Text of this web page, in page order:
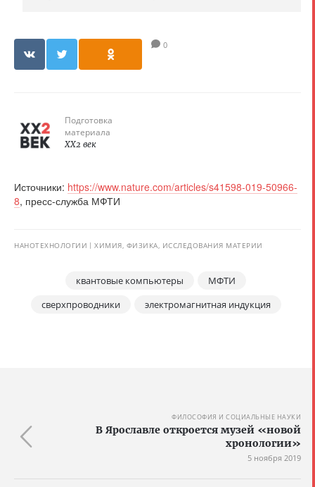
0
Подготовка
материала
XX2 век
Источники: https://www.nature.com/articles/s41598-019-50966-
8, пресс-служба МФТИ
НАНОТЕХНОЛОГИИ ХИМИЯ, ФИЗИКА, ИССЛЕДОВАНИЯ МАТЕРИИ
квантовые компьютеры
МФТИ
сверхпроводники
электромагнитная индукция
ФИЛОСОФИЯ И СОЦИАЛЬНЫЕ НАУКИ
В Ярославле откроется музей «новой
хронологии»
5 ноября 2019